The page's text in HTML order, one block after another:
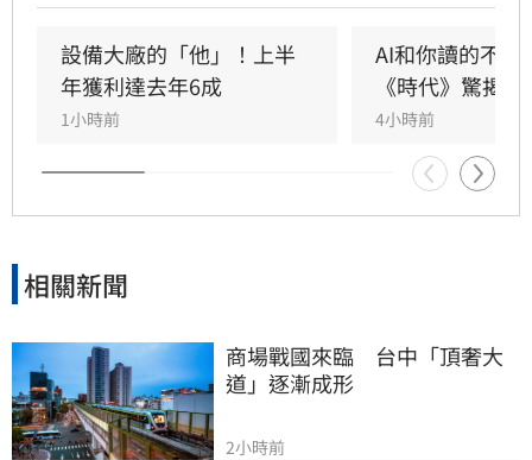
核心競爭力。透過實地拍攝演練、作品講評及業
界剪輯系統實作，引導學員從鏡位設計到後製節
奏掌握，建立完整的影音製作觀念。三立新聞部
藉由產學合作，結合AI科技與媒體實務，致力培
育兼具數位應用與新聞專業的跨域人才，協助學
生接軌產業，共同迎接媒體數位轉型趨勢。
設備大廠的「他」！上半
年獲利達去年6成
1小時前
AI和你讀的不同
《時代》驚揭1
4小時前
相關新聞
商場戰國來臨　台中「頂奢大
道」逐漸成形
2小時前